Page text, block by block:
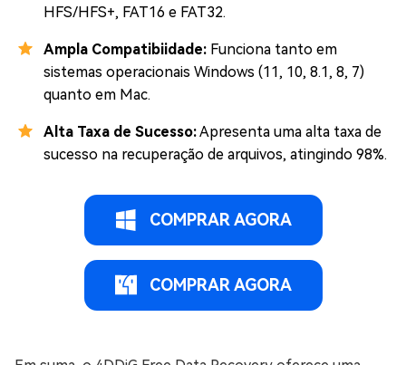
HFS/HFS+, FAT16 e FAT32.
Ampla Compatibiidade: Funciona tanto em
sistemas operacionais Windows (11, 10, 8.1, 8, 7)
quanto em Mac.
Alta Taxa de Sucesso:Apresenta uma alta taxa de
sucesso na recuperação de arquivos, atingindo 98%.
COMPRAR AGORA
COMPRAR AGORA